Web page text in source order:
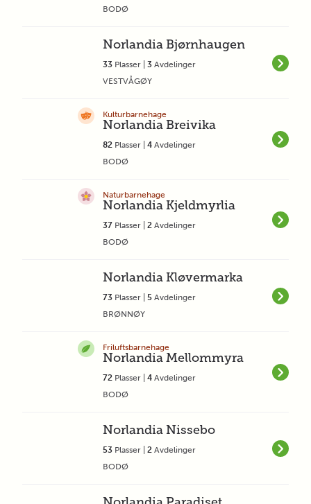
BODØ
Norlandia Bjørnhaugen
33 Plasser | 3 Avdelinger
VESTVÅGØY
Kulturbarnehage
Norlandia Breivika
82 Plasser | 4 Avdelinger
BODØ
Naturbarnehage
Norlandia Kjeldmyrlia
37 Plasser | 2 Avdelinger
BODØ
Norlandia Kløvermarka
73 Plasser | 5 Avdelinger
BRØNNØY
Friluftsbarnehage
Norlandia Mellommyra
72 Plasser | 4 Avdelinger
BODØ
Norlandia Nissebo
53 Plasser | 2 Avdelinger
BODØ